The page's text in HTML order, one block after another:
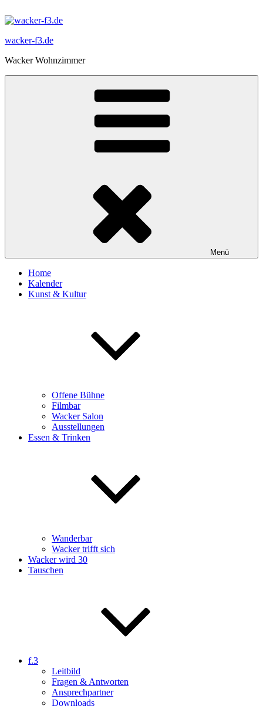
Inhalt
wacker-f3.de
Wacker Wohnzimmer
Menü
Home
Kalender
Kunst & Kultur
Offene Bühne
Filmbar
Wacker Salon
Ausstellungen
Essen & Trinken
Wanderbar
Wacker trifft sich
Wacker wird 30
Tauschen
f.3
Leitbild
Fragen & Antworten
Ansprechpartner
Downloads